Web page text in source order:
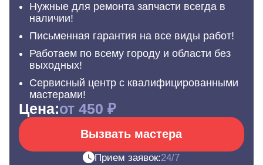
Нужные для ремонта запчасти всегда в
наличии!
Письменная гарантия на все виды работ!
Работаем по всему городу и области без
выходных!
Сервисный центр с квалифицированными
мастерами!
Цена:от 450 ₽
Вызвать мастера
Прием заявок:24/7